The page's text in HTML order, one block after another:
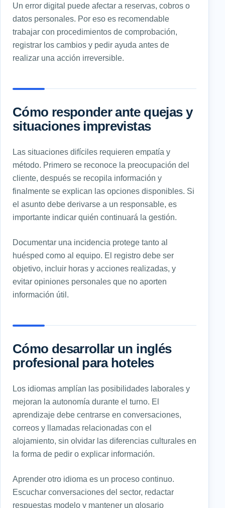
Un error digital puede afectar a reservas, cobros o
datos personales. Por eso es recomendable
trabajar con procedimientos de comprobación,
registrar los cambios y pedir ayuda antes de
realizar una acción irreversible.
Cómo responder ante quejas y
situaciones imprevistas
Las situaciones difíciles requieren empatía y
método. Primero se reconoce la preocupación del
cliente, después se recopila información y
finalmente se explican las opciones disponibles. Si
el asunto debe derivarse a un responsable, es
importante indicar quién continuará la gestión.
Documentar una incidencia protege tanto al
huésped como al equipo. El registro debe ser
objetivo, incluir horas y acciones realizadas, y
evitar opiniones personales que no aporten
información útil.
Cómo desarrollar un inglés
profesional para hoteles
Los idiomas amplían las posibilidades laborales y
mejoran la autonomía durante el turno. El
aprendizaje debe centrarse en conversaciones,
correos y llamadas relacionadas con el
alojamiento, sin olvidar las diferencias culturales en
la forma de pedir o explicar información.
Aprender otro idioma es un proceso continuo.
Escuchar conversaciones del sector, redactar
respuestas modelo y mantener un glosario